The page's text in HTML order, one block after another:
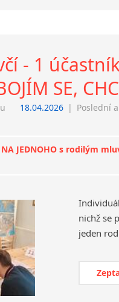
- 1
SE,
18.04.2026 | Poslední
NA JEDNOHO s rodilým
nichž se